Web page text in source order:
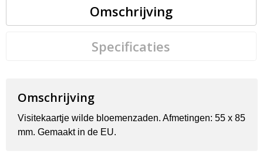
Omschrijving
Specificaties
Omschrijving
Visitekaartje wilde bloemenzaden. Afmetingen: 55 x 85
mm. Gemaakt in de EU.